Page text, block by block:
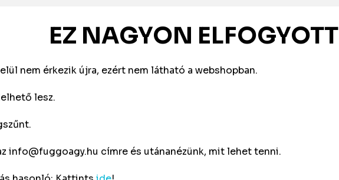
EZ NAGYON ELFOGYOTT
nem érkezik újra, ezért nem látható a webshopban.
lesz.
info@fuggoagy.hu címre és utánanézünk, mit lehet tenni.